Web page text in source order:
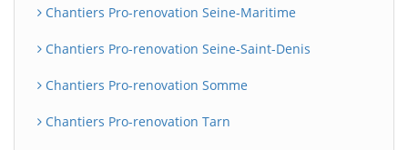
Chantiers Pro-renovation Seine-Maritime
Chantiers Pro-renovation Seine-Saint-Denis
Chantiers Pro-renovation Somme
Chantiers Pro-renovation Tarn